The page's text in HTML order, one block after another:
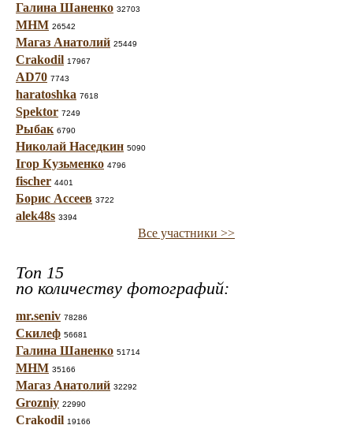
Галина Шаненко 32703
МНМ 26542
Магаз Анатолий 25449
Crakodil 17967
AD70 7743
haratoshka 7618
Spektor 7249
Рыбак 6790
Николай Наседкин 5090
Ігор Кузьменко 4796
fischer 4401
Борис Ассеев 3722
alek48s 3394
Все участники >>
Топ 15
по количеству фотографий:
mr.seniv 78286
Скилеф 56681
Галина Шаненко 51714
МНМ 35166
Магаз Анатолий 32292
Grozniy 22990
Crakodil 19166